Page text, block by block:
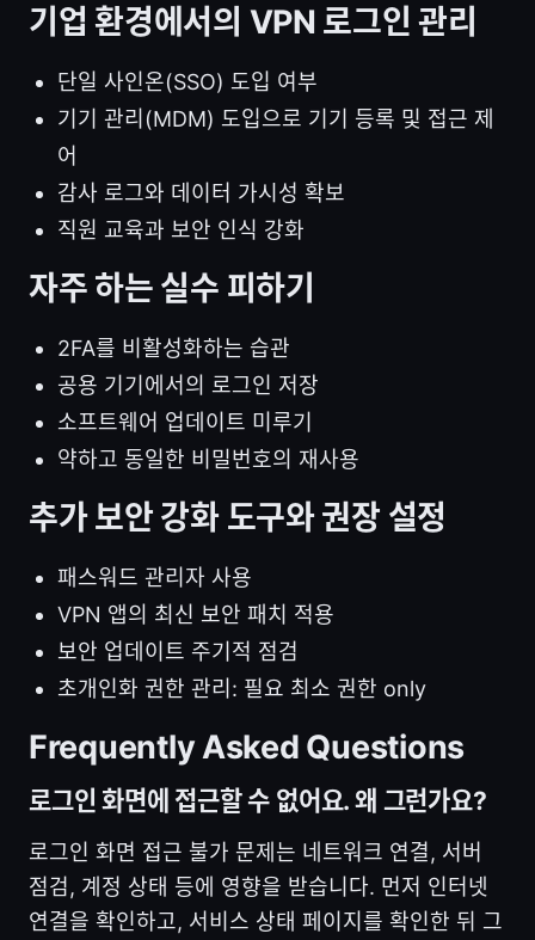
기업 환경에서의 VPN 로그인 관리
단일 사인온(SSO) 도입 여부
기기 관리(MDM) 도입으로 기기 등록 및 접근 제
어
감사 로그와 데이터 가시성 확보
직원 교육과 보안 인식 강화
자주 하는 실수 피하기
2FA를 비활성화하는 습관
공용 기기에서의 로그인 저장
소프트웨어 업데이트 미루기
약하고 동일한 비밀번호의 재사용
추가 보안 강화 도구와 권장 설정
패스워드 관리자 사용
VPN 앱의 최신 보안 패치 적용
보안 업데이트 주기적 점검
초개인화 권한 관리: 필요 최소 권한 only
Frequently Asked Questions
로그인 화면에 접근할 수 없어요. 왜 그런가요?
로그인 화면 접근 불가 문제는 네트워크 연결, 서버
점검, 계정 상태 등에 영향을 받습니다. 먼저 인터넷
연결을 확인하고, 서비스 상태 페이지를 확인한 뒤 그